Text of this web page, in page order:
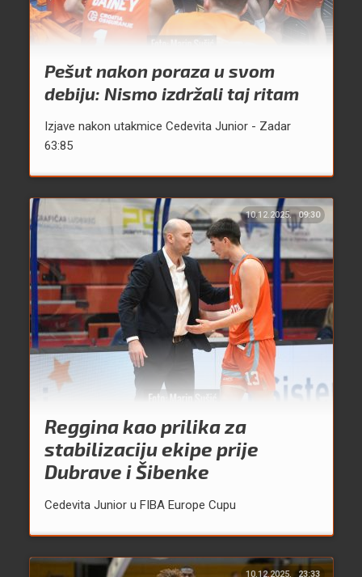
Pešut nakon poraza u svom
debiju: Nismo izdržali taj ritam
Izjave nakon utakmice Cedevita Junior - Zadar
63:85
10.12.2025. 09:30
Reggina kao prilika za
stabilizaciju ekipe prije
Dubrave i Šibenke
Cedevita Junior u FIBA Europe Cupu
10.12.2025. 23:33